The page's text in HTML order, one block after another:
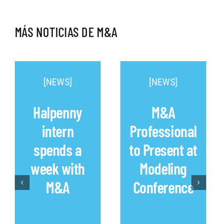
MÁS NOTICIAS DE M&A
[NEWS]
Halpenny
intern
spends a
week with
M&A
[NEWS]
M&A
Professional
to Present at
Modeling
Conference